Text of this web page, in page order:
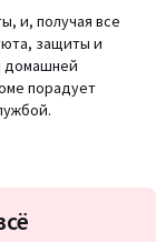
и, получая все
защиты и
домашней
порадует